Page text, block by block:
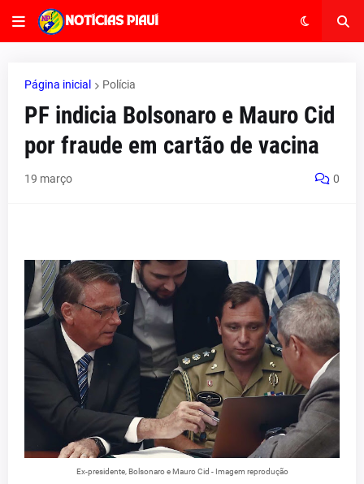
Página inicial Polícia
PF indicia Bolsonaro e Mauro Cid
por fraude em cartão de vacina
19 março 0
Ex-presidente, Bolsonaro e Mauro Cid - Imagem reprodução